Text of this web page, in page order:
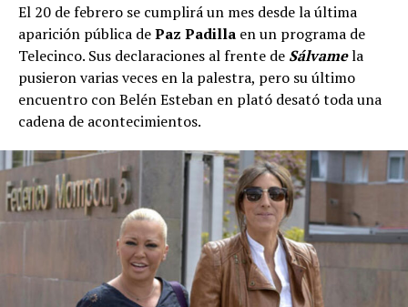
El 20 de febrero se cumplirá un mes desde la última
aparición pública dePaz Padilla en un programa de
Telecinco. Sus declaraciones al frente de Sálvamela
pusieron varias veces en la palestra, pero su último
encuentro con Belén Esteban en plató desató toda una
cadena de acontecimientos.